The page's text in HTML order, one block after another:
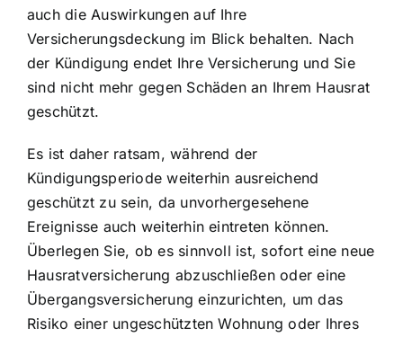
auch die Auswirkungen auf Ihre
Versicherungsdeckung im Blick behalten. Nach
der Kündigung endet Ihre Versicherung und Sie
sind nicht mehr gegen Schäden an Ihrem Hausrat
geschützt.
Es ist daher ratsam, während der
Kündigungsperiode weiterhin ausreichend
geschützt zu sein, da unvorhergesehene
Ereignisse auch weiterhin eintreten können.
Überlegen Sie, ob es sinnvoll ist, sofort eine neue
Hausratversicherung abzuschließen oder eine
Übergangsversicherung einzurichten, um das
Risiko einer ungeschützten Wohnung oder Ihres